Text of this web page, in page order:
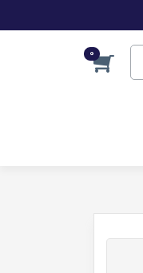
0